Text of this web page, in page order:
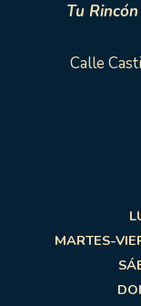
Tu
Calle
MARTES-